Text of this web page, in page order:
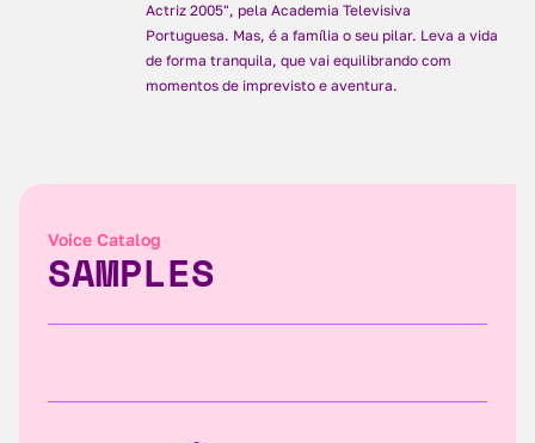
Actriz 2005", pela Academia Televisiva
Portuguesa. Mas, é a família o seu pilar. Leva a vida
de forma tranquila, que vai equilibrando com
momentos de imprevisto e aventura.
Voice Catalog
SAMPLES